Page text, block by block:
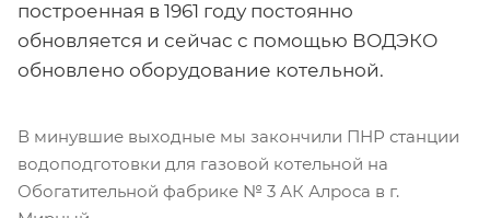
построенная в 1961 году постоянно
обновляется и сейчас с помощью ВОДЭКО
обновлено оборудование котельной.
В минувшие выходные мы закончили ПНР станции
водоподготовки для газовой котельной на
Обогатительной фабрике № 3 АК Алроса в г.